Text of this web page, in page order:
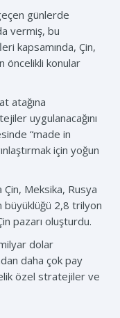
günlerde
vermiş, bu
kapsamında, Çin,
öncelikli konular
atağına
uygulanacağını
“made in
için yoğun
Meksika, Rusya
büyüklüğü 2,8 trilyon
pazarı oluşturdu.
dolar
daha çok pay
özel stratejiler ve